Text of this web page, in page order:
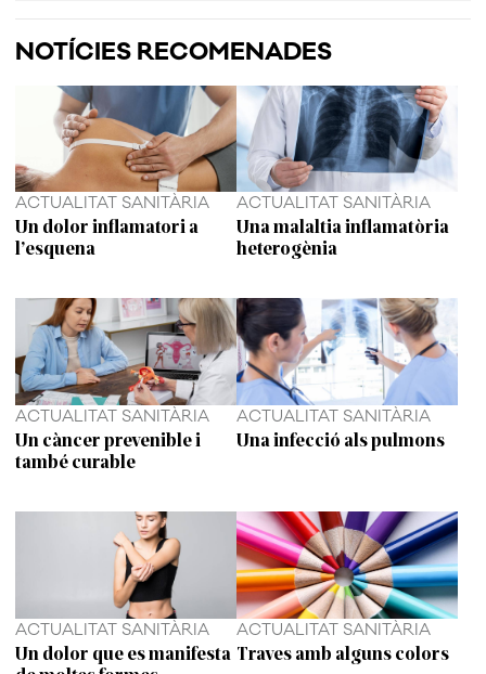
NOTÍCIES RECOMENADES
ACTUALITAT SANITÀRIA
Un dolor inflamatori a
l’esquena
ACTUALITAT SANITÀRIA
Una malaltia inflamatòria
heterogènia
ACTUALITAT SANITÀRIA
Un càncer prevenible i
també curable
ACTUALITAT SANITÀRIA
Una infecció als pulmons
ACTUALITAT SANITÀRIA
Un dolor que es manifesta
ACTUALITAT SANITÀRIA
Traves amb alguns colors